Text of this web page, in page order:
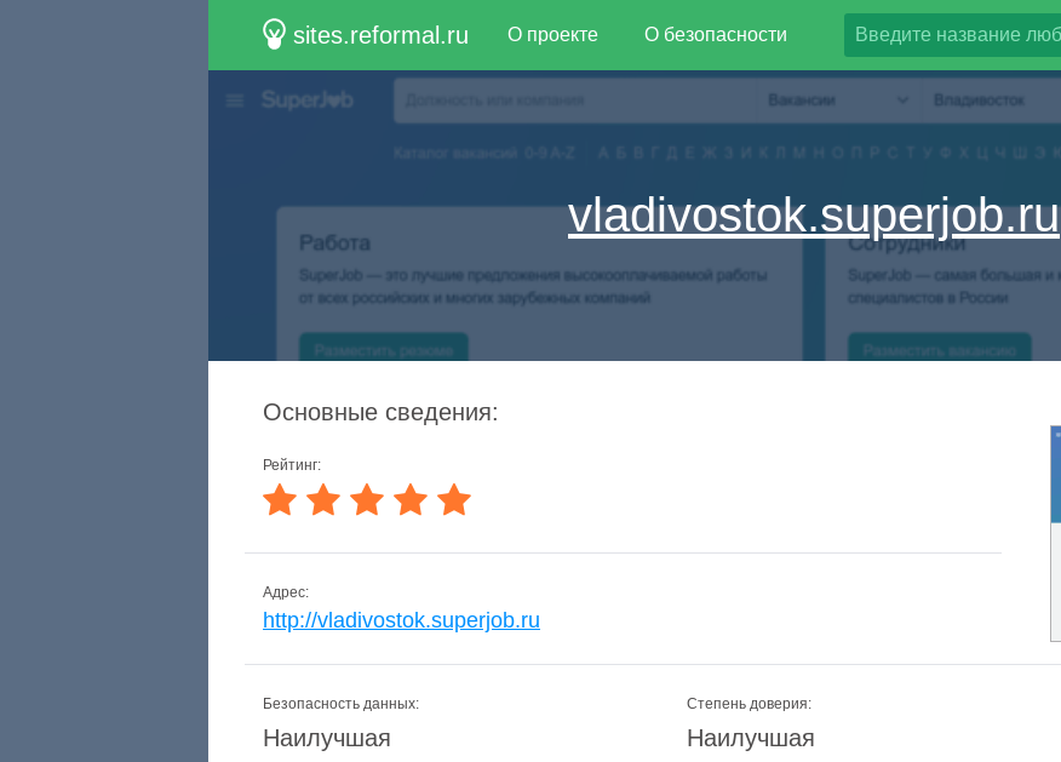
sites.reformal.ru О проекте О безопасности
vladivostok.superjob.ru
Основные сведения:
Рейтинг:
Адрес:
http://vladivostok.superjob.ru
Безопасность данных:
Наилучшая
Степень доверия:
Наилучшая